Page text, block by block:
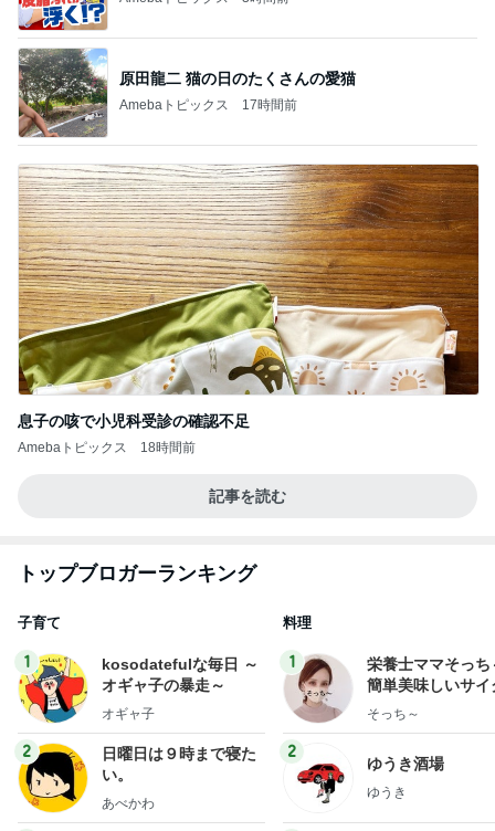
原田龍二 猫の日のたくさんの愛猫
Amebaトピックス 17時間前
息子の咳で小児科受診の確認不足
Amebaトピックス 18時間前
記事を読む
トップブロガーランキング
子育て
1
kosodatefulな毎日 ～
オギャ子の暴走～
オギャ子
2
日曜日は９時まで寝た
い。
あべかわ
料理
1
栄養士ママそっち
簡単美味しいサイ
献立
そっち～
2
ゆうき酒場
ゆうき